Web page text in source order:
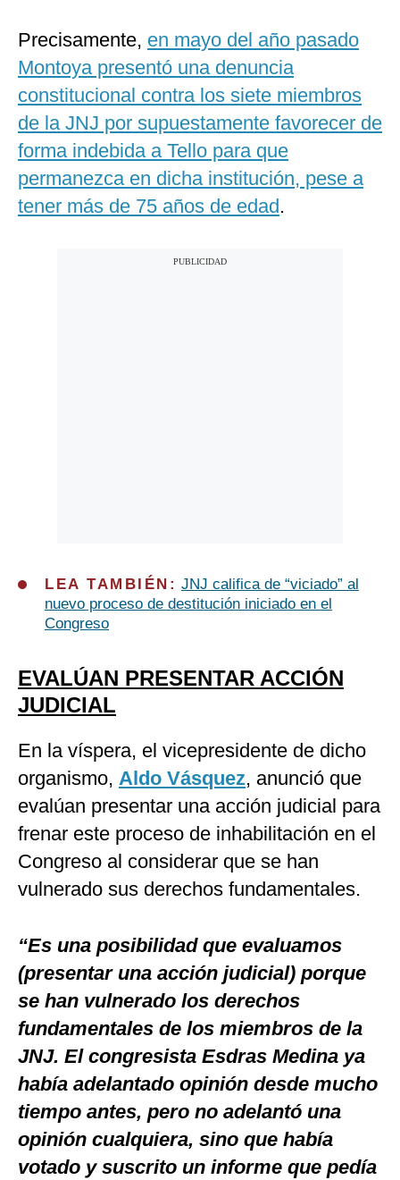
Precisamente, en mayo del año pasado
Montoya presentó una denuncia
constitucional contra los siete miembros
de la JNJ por supuestamente favorecer de
forma indebida a Tello para que
permanezca en dicha institución, pese a
tener más de 75 años de edad.
LEA TAMBIÉN: JNJ califica de “viciado” al
nuevo proceso de destitución iniciado en el
Congreso
EVALÚAN PRESENTAR ACCIÓN
JUDICIAL
En la víspera, el vicepresidente de dicho
organismo, Aldo Vásquez, anunció que
evalúan presentar una acción judicial para
frenar este proceso de inhabilitación en el
Congreso al considerar que se han
vulnerado sus derechos fundamentales.
“Es una posibilidad que evaluamos
(presentar una acción judicial) porque
se han vulnerado los derechos
fundamentales de los miembros de la
JNJ. El congresista Esdras Medina ya
había adelantado opinión desde mucho
tiempo antes, pero no adelantó una
opinión cualquiera, sino que había
votado y suscrito un informe que pedía